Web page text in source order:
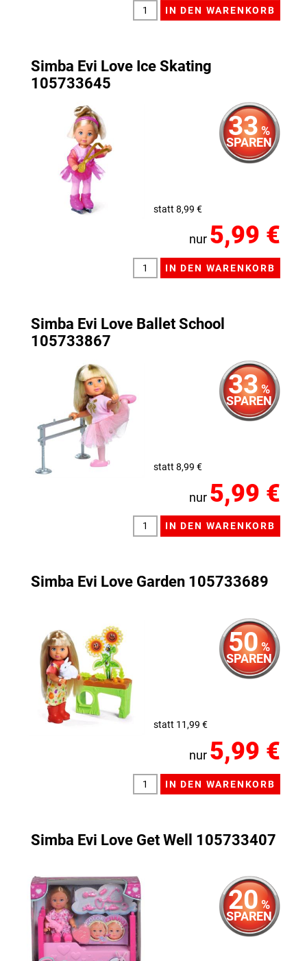
Simba Evi Love Ice Skating
105733645
33 %
SPAREN
statt 8,99 €
nur 5,99 €
Simba Evi Love Ballet School
105733867
33 %
SPAREN
statt 8,99 €
nur 5,99 €
Simba Evi Love Garden 105733689
50 %
SPAREN
statt 11,99 €
nur 5,99 €
Simba Evi Love Get Well 105733407
20 %
SPAREN